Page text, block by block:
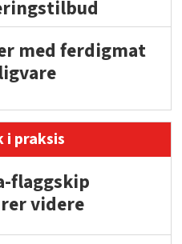
med ferdigmat
praksis
flaggskip
videre